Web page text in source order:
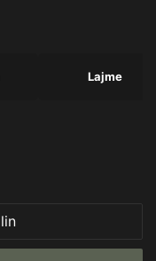
Lajme